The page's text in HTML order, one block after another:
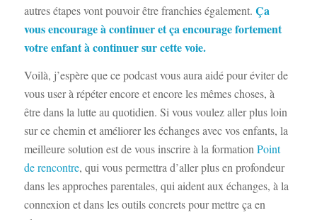
autres étapes vont pouvoir être franchies également. Ça
vous encourage à continuer et ça encourage fortement
votre enfant à continuer sur cette voie.
Voilà, j’espère que ce podcast vous aura aidé pour éviter de
vous user à répéter encore et encore les mêmes choses, à
être dans la lutte au quotidien. Si vous voulez aller plus loin
sur ce chemin et améliorer les échanges avec vos enfants, la
meilleure solution est de vous inscrire à la formationPoint
de rencontre, qui vous permettra d’aller plus en profondeur
dans les approches parentales, qui aident aux échanges, à la
connexion et dans les outils concrets pour mettre ça en